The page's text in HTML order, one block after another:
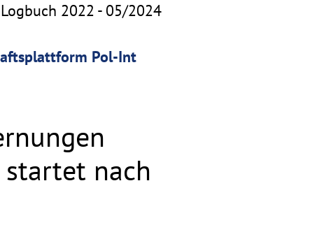
2022 - 05/2024
Pol-Int
nach